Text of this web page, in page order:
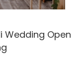
Wedding Open